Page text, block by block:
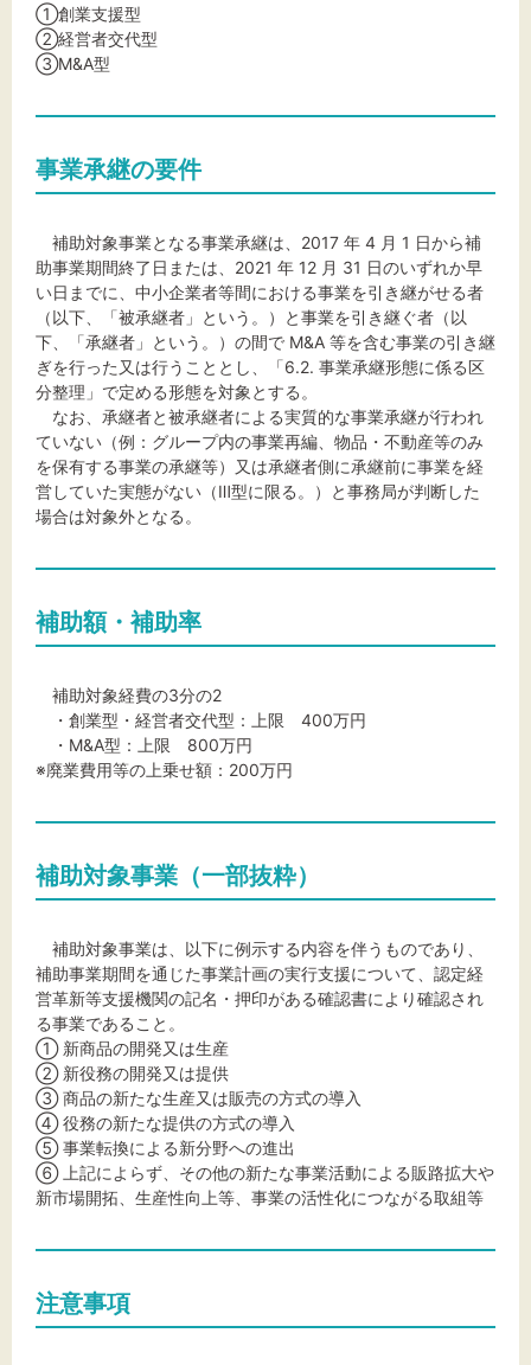
①創業支援型
②経営者交代型
③M&A型
事業承継の要件
補助対象事業となる事業承継は、2017 年 4 月 1 日から補
助事業期間終了日または、2021 年 12 月 31 日のいずれか早
い日までに、中小企業者等間における事業を引き継がせる者
（以下、「被承継者」という。）と事業を引き継ぐ者（以
下、「承継者」という。）の間で M&A 等を含む事業の引き継
ぎを行った又は行うこととし、「6.2. 事業承継形態に係る区
分整理」で定める形態を対象とする。
なお、承継者と被承継者による実質的な事業承継が行われ
ていない（例：グループ内の事業再編、物品・不動産等のみ
を保有する事業の承継等）又は承継者側に承継前に事業を経
営していた実態がない（Ⅲ型に限る。）と事務局が判断した
場合は対象外となる。
補助額・補助率
補助対象経費の3分の2
・創業型・経営者交代型：上限 400万円
・M&A型：上限 800万円
※廃業費用等の上乗せ額：200万円
補助対象事業（一部抜粋）
補助対象事業は、以下に例示する内容を伴うものであり、
補助事業期間を通じた事業計画の実行支援について、認定経
営革新等支援機関の記名・押印がある確認書により確認され
る事業であること。
① 新商品の開発又は生産
② 新役務の開発又は提供
③ 商品の新たな生産又は販売の方式の導入
④ 役務の新たな提供の方式の導入
⑤ 事業転換による新分野への進出
⑥ 上記によらず、その他の新たな事業活動による販路拡大や
新市場開拓、生産性向上等、事業の活性化につながる取組等
注意事項